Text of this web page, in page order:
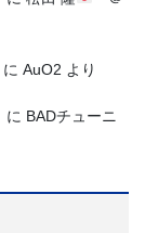
に AuO2 より
に BADチューニ